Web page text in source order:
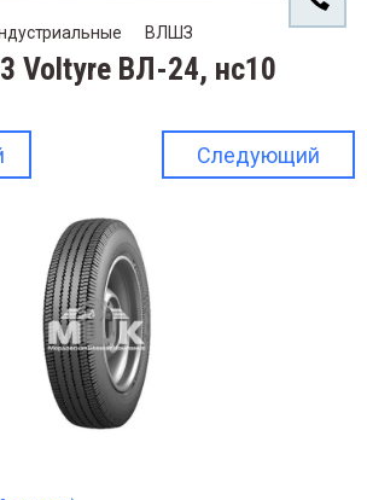
ВЛШЗ
Voltyre ВЛ-24, нс10
Следующий